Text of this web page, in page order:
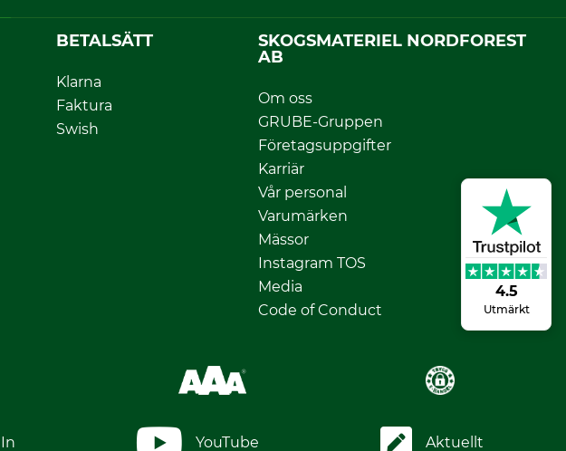
4.5
Utmärkt
BETALSÄTT
Klarna
Faktura
Swish
SKOGSMATERIEL NORDFOREST
AB
Om oss
GRUBE-Gruppen
Företagsuppgifter
Karriär
Vår personal
Varumärken
Mässor
Instagram TOS
Media
Code of Conduct
YouTube Aktuellt